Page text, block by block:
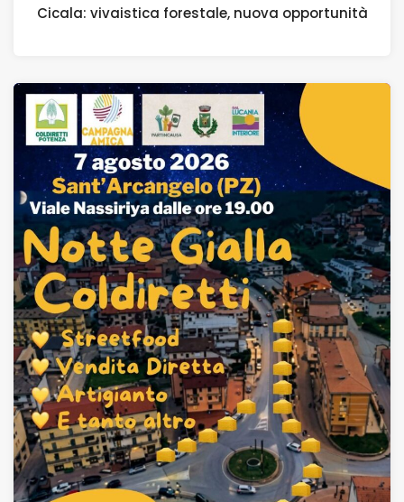
Cicala: vivaistica forestale, nuova opportunità